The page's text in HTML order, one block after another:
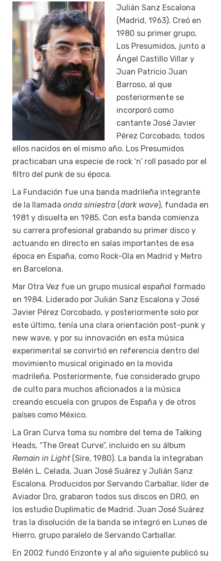
Julián Sanz Escalona
(Madrid, 1963). Creó en
1980 su primer grupo,
Los Presumidos, junto a
Ángel Castillo Villar y
Juan Patricio Juan
Barroso, al que
posteriormente se
incorporó como
cantante José Javier
Pérez Corcobado, todos
ellos nacidos en el mismo año. Los Presumidos
practicaban una especie de rock ‘n’ roll pasado por el
filtro del punk de su época.
La Fundación fue una banda madrileña integrante
de la llamada onda siniestra (dark wave), fundada en
1981 y disuelta en 1985. Con esta banda comienza
su carrera profesional grabando su primer disco y
actuando en directo en salas importantes de esa
época en España, como Rock-Ola en Madrid y Metro
en Barcelona.
Mar Otra Vez fue un grupo musical español formado
en 1984. Liderado por Julián Sanz Escalona y José
Javier Pérez Corcobado, y posteriormente solo por
este último, tenía una clara orientación post-punk y
new wave, y por su innovación en esta música
experimental se convirtió en referencia dentro del
movimiento musical originado en la movida
madrileña. Posteriormente, fue considerado grupo
de culto para muchos aficionados a la música
creando escuela con grupos de España y de otros
países como México.
La Gran Curva toma su nombre del tema de Talking
Heads, “The Great Curve”, incluido en su álbum
Remain in Light(Sire, 1980). La banda la integraban
Belén L. Celada, Juan José Suárez y Julián Sanz
Escalona. Producidos por Servando Carballar, líder de
Aviador Dro, grabaron todos sus discos en DRO, en
los estudio Duplimatic de Madrid. Juan José Suárez
tras la disolución de la banda se integró en Lunes de
Hierro, grupo paralelo de Servando Carballar.
En 2002 fundó Erizonte y al año siguiente publicó su